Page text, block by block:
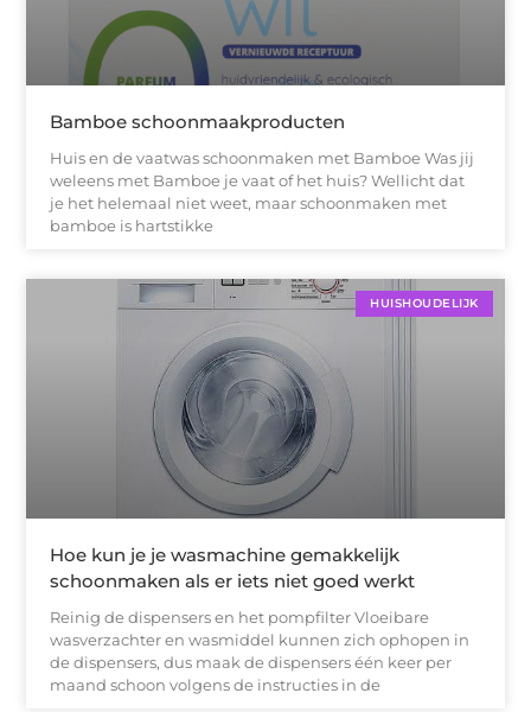
Bamboe schoonmaakproducten
Huis en de vaatwas schoonmaken met Bamboe Was jij
weleens met Bamboe je vaat of het huis? Wellicht dat
je het helemaal niet weet, maar schoonmaken met
bamboe is hartstikke
HUISHOUDELIJK
Hoe kun je je wasmachine gemakkelijk
schoonmaken als er iets niet goed werkt
Reinig de dispensers en het pompfilter Vloeibare
wasverzachter en wasmiddel kunnen zich ophopen in
de dispensers, dus maak de dispensers één keer per
maand schoon volgens de instructies in de